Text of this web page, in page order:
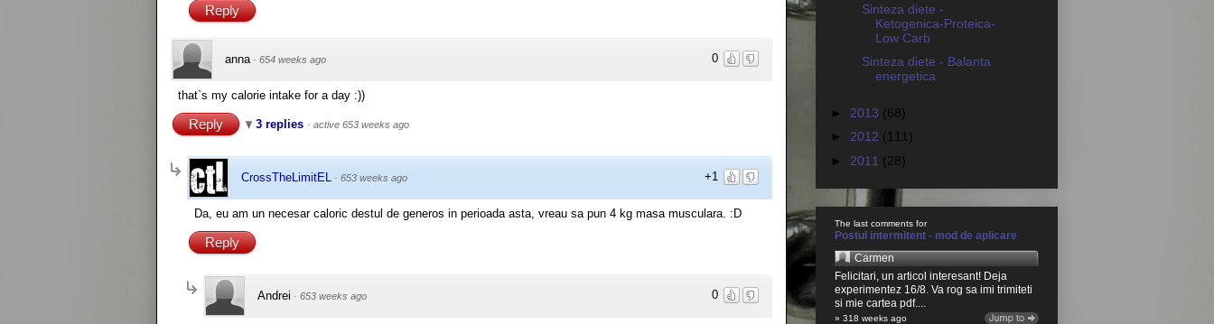
Reply
0
anna · 654 weeks ago
that`s my calorie intake for a day :))
Reply 3 replies · active 653 weeks ago
+1
CrossTheLimitEL · 653 weeks ago
Da, eu am un necesar caloric destul de generos in perioada asta, vreau sa pun 4 kg masa musculara. :D
Reply
0
Andrei · 653 weeks ago
Sinteza diete -
Ketogenica-Proteica-
Low Carb
Sinteza diete - Balanta
energetica
► 2013 (68)
► 2012 (111)
► 2011 (28)
The last comments for
Postul intermitent - mod de aplicare
Carmen
Felicitari, un articol interesant! Deja
experimentez 16/8. Va rog sa imi trimiteti
si mie cartea pdf....
» 318 weeks ago